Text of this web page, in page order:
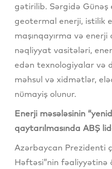
gətirilib. Sərgidə Günəş
geotermal enerji, istilik
maşınqayırma və
nəqliyyat vasitələri,
edən texnologiyalar və
məhsul və xidmətlər,
nümayiş olunur.
Enerji məsələsinin
qaytarılmasında ABŞ
Azərbaycan Prezidenti
Həftəsi”nin fəaliyyətinə